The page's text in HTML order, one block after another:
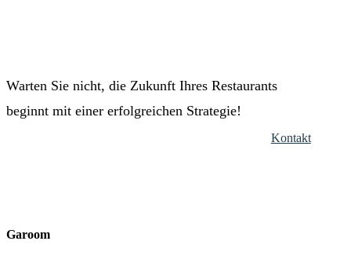
Warten Sie nicht, die Zukunft Ihres Restaurants
beginnt mit einer erfolgreichen Strategie!
Kontakt
Garoom